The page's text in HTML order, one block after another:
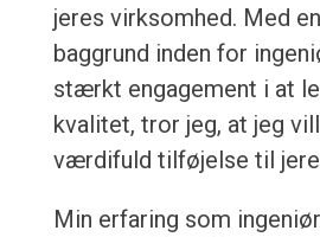
jeres virksomhed. Med
baggrund inden for
stærkt engagement i at
kvalitet, tror jeg, at jeg
værdifuld tilføjelse til
Min erfaring som